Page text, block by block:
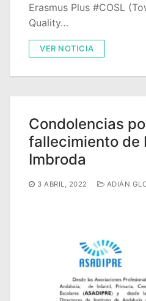
Erasmus Plus #COSL
Quality…
VER NOTICIA
Condolencias
fallecimiento de
Imbroda
3 ABRIL, 2022 ADIÁN